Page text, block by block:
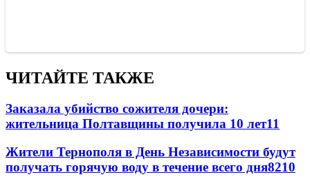
ЧИТАЙТЕ ТАКЖЕ
Заказала убийство сожителя дочери:
жительница Полтавщины получила 10 лет11
Жители Тернополя в День Независимости будут
получать горячую воду в течение всего дня8210